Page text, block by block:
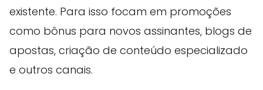
existente. Para isso focam em promoções
como bônus para novos assinantes, blogs de
apostas, criação de conteúdo especializado
e outros canais.